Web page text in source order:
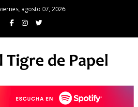
agosto 07, 2026